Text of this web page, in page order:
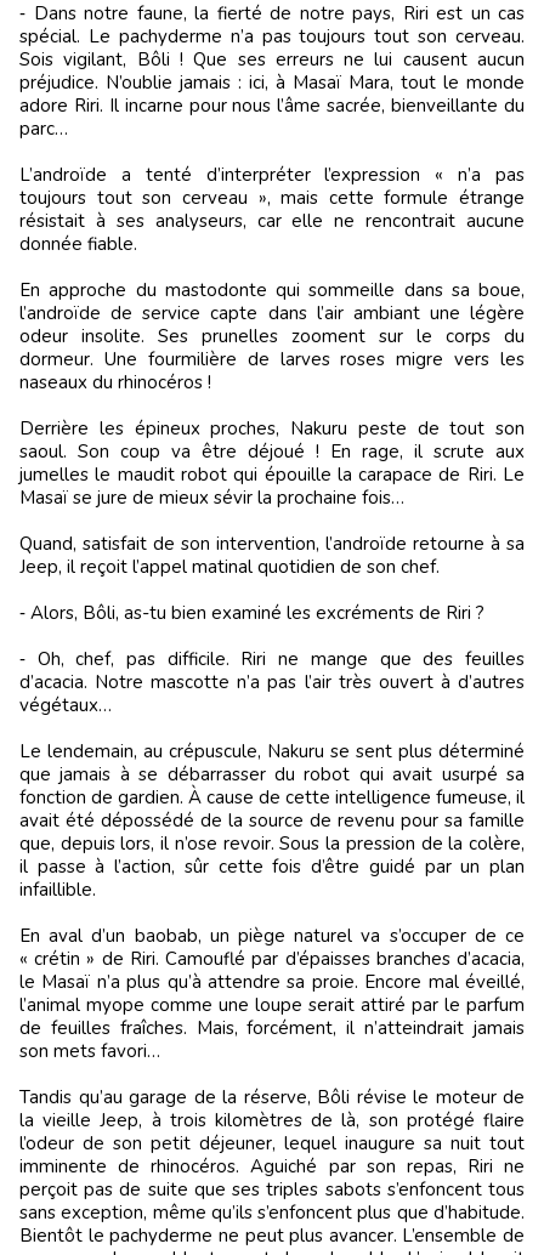
‑ Dans notre faune, la fierté de notre pays, Riri est un cas
spécial. Le pachyderme n’a pas toujours tout son cerveau.
Sois vigilant, Bôli ! Que ses erreurs ne lui causent aucun
préjudice. N’oublie jamais : ici, à Masaï Mara, tout le monde
adore Riri. Il incarne pour nous l’âme sacrée, bienveillante du
parc…
L’androïde a tenté d’interpréter l’expression « n’a pas
toujours tout son cerveau », mais cette formule étrange
résistait à ses analyseurs, car elle ne rencontrait aucune
donnée fiable.
En approche du mastodonte qui sommeille dans sa boue,
l’androïde de service capte dans l’air ambiant une légère
odeur insolite. Ses prunelles zooment sur le corps du
dormeur. Une fourmilière de larves roses migre vers les
naseaux du rhinocéros !
Derrière les épineux proches, Nakuru peste de tout son
saoul. Son coup va être déjoué ! En rage, il scrute aux
jumelles le maudit robot qui épouille la carapace de Riri. Le
Masaï se jure de mieux sévir la prochaine fois…
Quand, satisfait de son intervention, l’androïde retourne à sa
Jeep, il reçoit l’appel matinal quotidien de son chef.
‑ Alors, Bôli, as-tu bien examiné les excréments de Riri ?
‑ Oh, chef, pas difficile. Riri ne mange que des feuilles
d’acacia. Notre mascotte n’a pas l’air très ouvert à d’autres
végétaux…
Le lendemain, au crépuscule, Nakuru se sent plus déterminé
que jamais à se débarrasser du robot qui avait usurpé sa
fonction de gardien. À cause de cette intelligence fumeuse, il
avait été dépossédé de la source de revenu pour sa famille
que, depuis lors, il n’ose revoir. Sous la pression de la colère,
il passe à l’action, sûr cette fois d’être guidé par un plan
infaillible.
En aval d’un baobab, un piège naturel va s’occuper de ce
« crétin » de Riri. Camouflé par d’épaisses branches d’acacia,
le Masaï n’a plus qu’à attendre sa proie. Encore mal éveillé,
l’animal myope comme une loupe serait attiré par le parfum
de feuilles fraîches. Mais, forcément, il n’atteindrait jamais
son mets favori…
Tandis qu’au garage de la réserve, Bôli révise le moteur de
la vieille Jeep, à trois kilomètres de là, son protégé flaire
l’odeur de son petit déjeuner, lequel inaugure sa nuit tout
imminente de rhinocéros. Aguiché par son repas, Riri ne
perçoit pas de suite que ses triples sabots s’enfoncent tous
sans exception, même qu’ils s’enfoncent plus que d’habitude.
Bientôt le pachyderme ne peut plus avancer. L’ensemble de